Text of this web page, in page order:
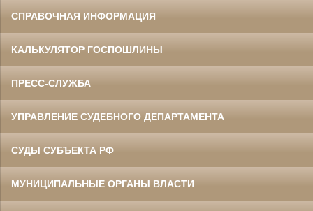
СПРАВОЧНАЯ ИНФОРМАЦИЯ
КАЛЬКУЛЯТОР ГОСПОШЛИНЫ
ПРЕСС-СЛУЖБА
УПРАВЛЕНИЕ СУДЕБНОГО ДЕПАРТАМЕНТА
СУДЫ СУБЪЕКТА РФ
МУНИЦИПАЛЬНЫЕ ОРГАНЫ ВЛАСТИ